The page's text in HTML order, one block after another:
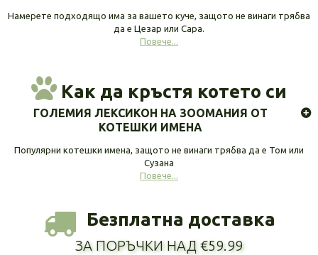
Намерете подходящо има за вашето куче, защото не винаги трябва
да е Цезар или Сара.
Повече...
Как да кръстя котето си
ГОЛЕМИЯ ЛЕКСИКОН НА ЗООМАНИЯ ОТ
КОТЕШКИ ИМЕНА
Популярни котешки имена, защото не винаги трябва да е Том или
Сузана
Повече...
Безплатна доставка
ЗА ПОРЪЧКИ НАД €59.99